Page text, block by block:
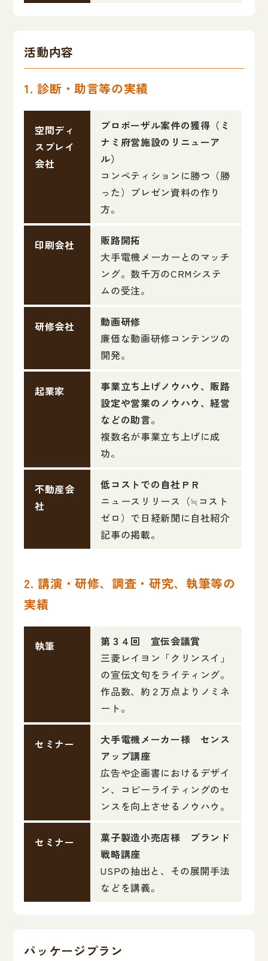
活動内容
1. 診断・助言等の実績
空間ディ
スプレイ
会社
プロポーザル案件の獲得（ミ
ナミ府営施設のリニューア
ル）
コンペティションに勝つ（勝
った）プレゼン資料の作り
方。
印刷会社
販路開拓
大手電機メーカーとのマッチ
ング。数千万のCRMシステ
ムの受注。
研修会社
動画研修
廉価な動画研修コンテンツの
開発。
起業家
事業立ち上げノウハウ、販路
設定や営業のノウハウ、経営
などの助言。
複数名が事業立ち上げに成
功。
不動産会
社
低コストでの自社ＰＲ
ニュースリリース（≒コスト
ゼロ）で日経新聞に自社紹介
記事の掲載。
2. 講演・研修、調査・研究、執筆等の
実績
執筆
第３４回 宣伝会議賞
三菱レイヨン「クリンスイ」
の宣伝文句をライティング。
作品数、約２万点よりノミネ
ート。
セミナー
大手電機メーカー様 センス
アップ講座
広告や企画書におけるデザイ
ン、コピーライティングのセ
ンスを向上させるノウハウ。
セミナー
菓子製造小売店様 ブランド
戦略講座
USPの抽出と、その展開手法
などを講義。
パッケージプラン